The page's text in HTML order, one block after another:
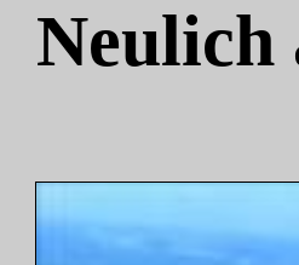
Neulich